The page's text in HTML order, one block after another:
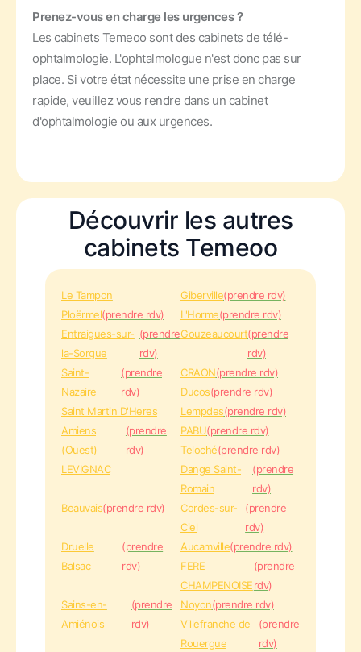
Prenez-vous en charge les urgences ?
Les cabinets Temeoo sont des cabinets de télé-
ophtalmologie. L'ophtalmologue n'est donc pas sur
place. Si votre état nécessite une prise en charge
rapide, veuillez vous rendre dans un cabinet
d'ophtalmologie ou aux urgences.
Découvrir les autres
cabinets Temeoo
Le Tampon Giberville(prendre rdv)
Ploërmel(prendre rdv) L'Horme(prendre rdv)
Entraigues-sur-
la-Sorgue
(prendre
rdv)
Gouzeaucourt(prendre
rdv)
Saint-
Nazaire
(prendre
rdv)
CRAON(prendre rdv)
Ducos(prendre rdv)
Saint Martin D'Heres
Lempdes(prendre rdv)
Amiens
(Ouest)
(prendre
rdv)
PABU(prendre rdv)
Teloché(prendre rdv)
LEVIGNAC
Dange Saint-
Romain
(prendre
rdv)
Beauvais(prendre rdv)
Cordes-sur-
Ciel
(prendre
rdv)
Druelle
Balsac
(prendre
rdv)
Aucamville(prendre rdv)
FERE
CHAMPENOISE
(prendre
rdv)
Sains-en-
Amiénois
(prendre
rdv)
Noyon(prendre rdv)
Villefranche de
Rouergue
(prendre
rdv)